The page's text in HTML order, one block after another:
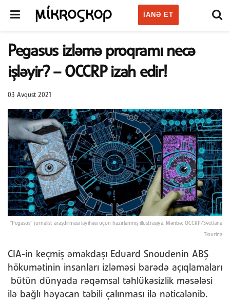
IANƏ ET
Pegasus izləmə proqramı necə
işləyir? – OCCRP izah edir!
03 Avqust 2021
"Pegasus" jurnalist araşdırması layihəsi üçün hazırlanmış illustrasiya. Mənbə: OCCRP/Svetlana
Tiourina
CIA-in keçmiş əməkdaşı Eduard Snoudenin ABŞ
hökumətinin insanları izləməsi barədə açıqlamaları
bütün dünyada rəqəmsal təhlükəsizlik məsələsi
ilə bağlı həyəcan təbili çalınması ilə nəticələnib.